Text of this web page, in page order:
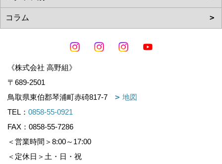
《株式会社 高野組》
〒689-2501
鳥取県東伯郡琴浦町赤碕817-7
地図
TEL： 0858-55-0921
FAX：0858-55-7286
＜営業時間＞8:00～17:00
＜定休日＞土・日・祝